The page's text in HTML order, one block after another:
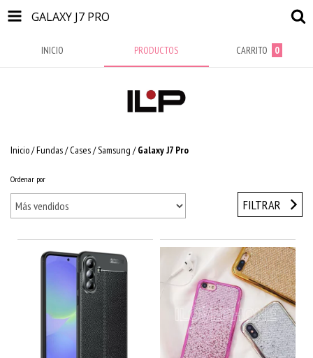
GALAXY J7 PRO
INICIO PRODUCTOS CARRITO 0
Inicio/Fundas / Cases/Samsung / Galaxy J7 Pro
Ordenar por
FILTRAR